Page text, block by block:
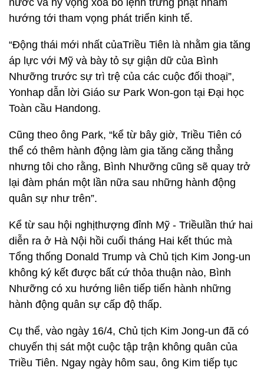
nước và hy vọng xóa bỏ lệnh trừng phạt nhằm
hướng tới tham vọng phát triển kinh tế.
“Động thái mới nhất củaTriều Tiên là nhằm gia tăng
áp lực với Mỹ và bày tỏ sự giận dữ của Bình
Nhưỡng trước sự trì trệ của các cuộc đối thoại”,
Yonhap dẫn lời Giáo sư Park Won-gon tại Đại học
Toàn cầu Handong.
Cũng theo ông Park, “kể từ bây giờ, Triều Tiên có
thể có thêm hành động làm gia tăng căng thẳng
nhưng tôi cho rằng, Bình Nhưỡng cũng sẽ quay trở
lại đàm phán một lần nữa sau những hành động
quân sự như trên”.
Kể từ sau hội nghịthượng đỉnh Mỹ - Triềulần thứ hai
diễn ra ở Hà Nội hồi cuối tháng Hai kết thúc mà
Tổng thống Donald Trump và Chủ tịch Kim Jong-un
không ký kết được bất cứ thỏa thuận nào, Bình
Nhưỡng có xu hướng liên tiếp tiến hành những
hành động quân sự cấp độ thấp.
Cụ thể, vào ngày 16/4, Chủ tịch Kim Jong-un đã có
chuyến thị sát một cuộc tập trận không quân của
Triều Tiên. Ngay ngày hôm sau, ông Kim tiếp tục